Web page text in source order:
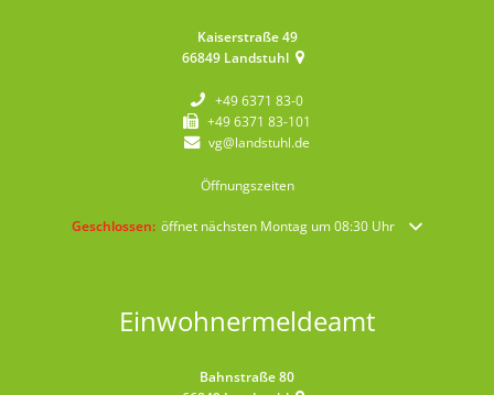
Kaiserstraße 49
66849 Landstuhl
+49 6371 83-0
+49 6371 83-101
vg@landstuhl.de
Öffnungszeiten
Klicken, um weitere Öffnungs- oder Schließzeiten auszublenden
Geschlossen: öffnet nächsten Montag um 08:30 Uhr
Einwohnermeldeamt
Bahnstraße 80